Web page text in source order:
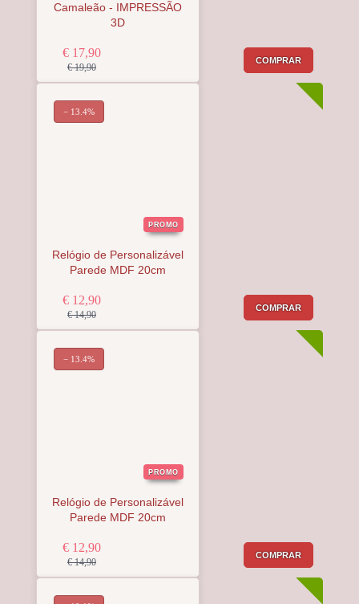
Camaleão - IMPRESSÃO
3D
€ 17,90
€ 19,90
COMPRAR
PROMO
Relógio de Personalizável
Parede MDF 20cm
€ 12,90
€ 14,90
COMPRAR
− 13.4%
PROMO
Relógio de Personalizável
Parede MDF 20cm
€ 12,90
€ 14,90
COMPRAR
− 13.4%